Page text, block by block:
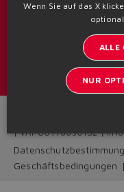
Kataloge und
Bleiben Sie
Anmeldung zum
Headquarters - Italy Via
| VAT 00778630152 |
Geschäftsbedingungen
Wenn Sie auf das X
ALLE
NUR